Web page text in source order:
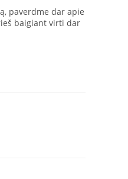
paverdme dar apie
baigiant virti dar